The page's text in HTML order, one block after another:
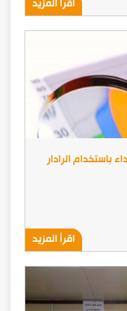
اقرأ المزيد
باستخدام الرادار
اقرأ المزيد